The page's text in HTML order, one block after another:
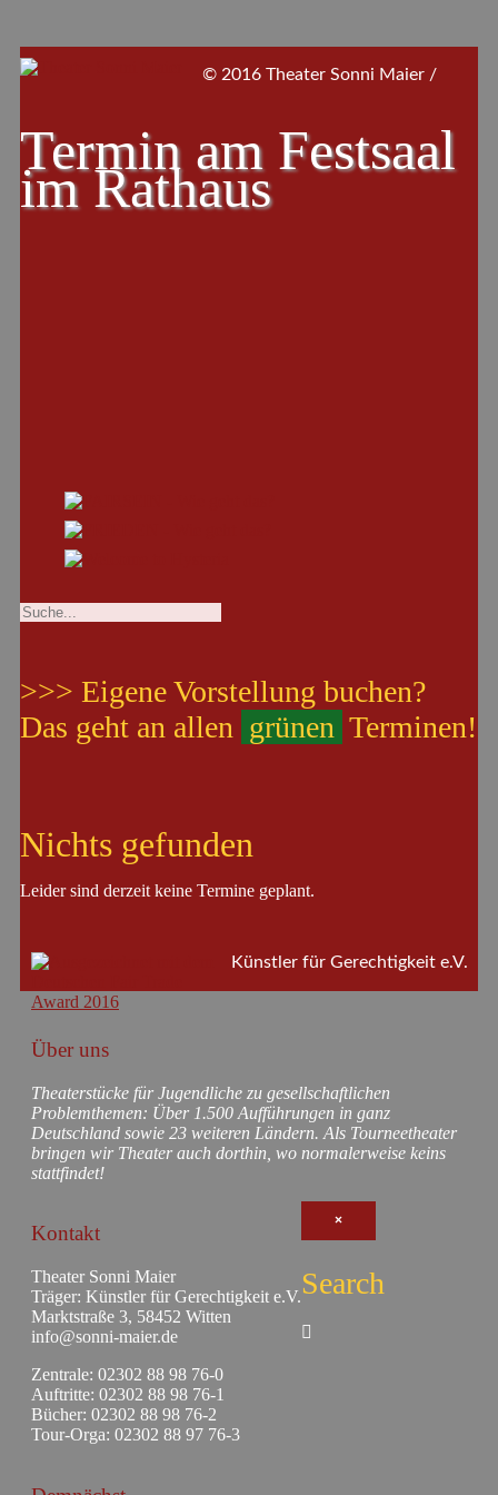
Termin am Festsaal
im Rathaus
>>> Eigene Vorstellung buchen?
Das geht an allen grünen Terminen!
Nichts gefunden
Leider sind derzeit keine Termine geplant.
Über uns
Theaterstücke für Jugendliche zu gesellschaftlichen
Problemthemen: Über 1.500 Aufführungen in ganz
Deutschland sowie 23 weiteren Ländern. Als Tourneetheater
bringen wir Theater auch dorthin, wo normalerweise keins
stattfindet!
Kontakt
Theater Sonni Maier
Träger: Künstler für Gerechtigkeit e.V.
Marktstraße 3, 58452 Witten
info@sonni-maier.de
Zentrale: 02302 88 98 76-0
Auftritte: 02302 88 98 76-1
Bücher: 02302 88 98 76-2
Tour-Orga: 02302 88 97 76-3
© 2016 Theater Sonni Maier /
Künstler für Gerechtigkeit e.V.
×
Search